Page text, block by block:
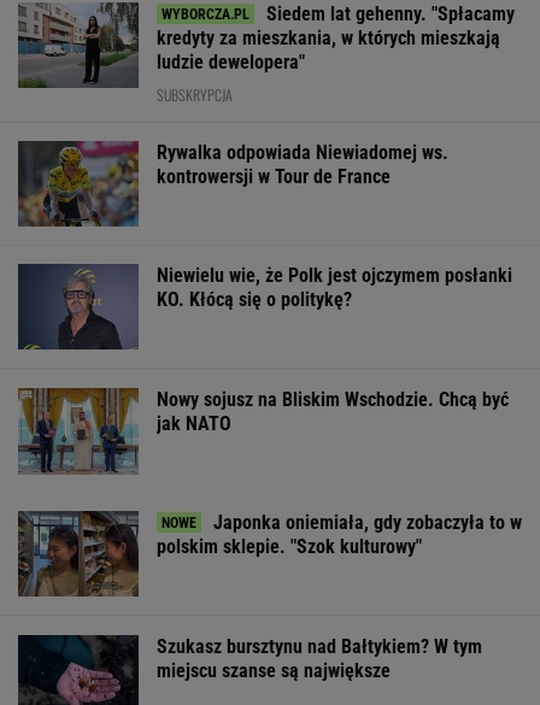
Siedem lat gehenny. "Spłacamy
kredyty za mieszkania, w których mieszkają
ludzie dewelopera"
SUBSKRYPCJA
Rywalka odpowiada Niewiadomej ws.
kontrowersji w Tour de France
Niewielu wie, że Polk jest ojczymem posłanki
KO. Kłócą się o politykę?
Nowy sojusz na Bliskim Wschodzie. Chcą być
jak NATO
Japonka oniemiała, gdy zobaczyła to w
polskim sklepie. "Szok kulturowy"
Szukasz bursztynu nad Bałtykiem? W tym
miejscu szanse są największe